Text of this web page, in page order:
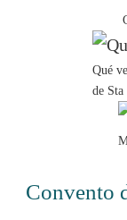
Qué
de Sta
Convento